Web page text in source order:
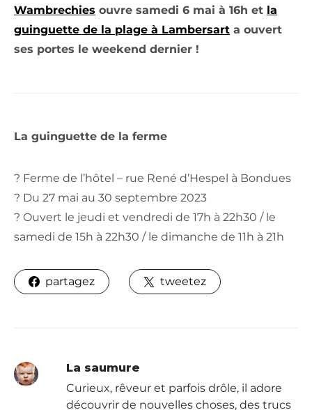
Wambrechies ouvre samedi 6 mai à 16h et la
guinguette de la plage à Lambersart a ouvert
ses portes le weekend dernier !
La guinguette de la ferme
? Ferme de l’hôtel – rue René d’Hespel à Bondues
? Du 27 mai au 30 septembre 2023
? Ouvert le jeudi et vendredi de 17h à 22h30 / le
samedi de 15h à 22h30 / le dimanche de 11h à 21h
partagez tweetez
La saumure
Curieux, rêveur et parfois drôle, il adore
découvrir de nouvelles choses, des trucs